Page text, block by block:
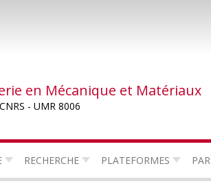
en Mécanique et Matériaux
CNRS - UMR 8006
RECHERCHE PLATEFORMES